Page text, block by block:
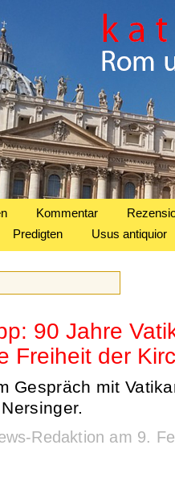
Kommentar
Predigten Usus antiquior
90 Jahre
Freiheit der
Gespräch mit
Redaktion am 9.